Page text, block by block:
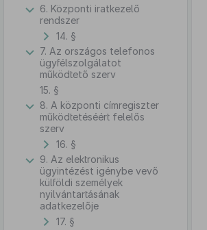
6. Központi iratkezelő
rendszer
14. §
7. Az országos telefonos
ügyfélszolgálatot
működtető szerv
15. §
8. A központi címregiszter
működtetéséért felelős
szerv
16. §
9. Az elektronikus
ügyintézést igénybe vevő
külföldi személyek
nyilvántartásának
adatkezelője
17. §